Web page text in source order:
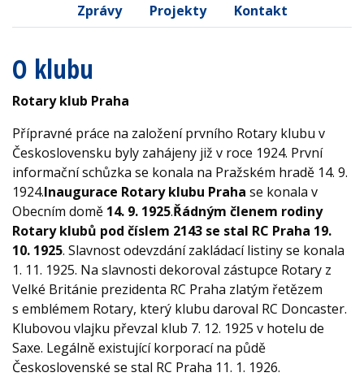
Zprávy
Projekty Kontakt
O klubu
Rotary klub Praha
Přípravné práce na založení prvního Rotary klubu v
Československu byly zahájeny již v roce 1924. První
informační schůzka se konala na Pražském hradě 14. 9.
1924.Inaugurace Rotary klubu Praha se konala v
Obecním domě 14. 9. 1925.Řádným členem rodiny
Rotary klubů pod číslem 2143 se stal RC Praha 19.
10. 1925. Slavnost odevzdání zakládací listiny se konala
1. 11. 1925. Na slavnosti dekoroval zástupce Rotary z
Velké Británie prezidenta RC Praha zlatým řetězem
s emblémem Rotary, který klubu daroval RC Doncaster.
Klubovou vlajku převzal klub 7. 12. 1925 v hotelu de
Saxe. Legálně existující korporací na půdě
Československé se stal RC Praha 11. 1. 1926.